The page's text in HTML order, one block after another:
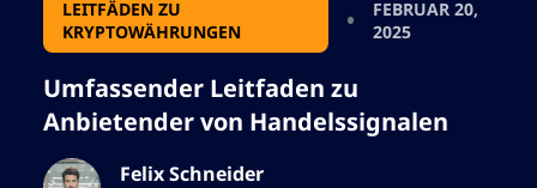
LEITFÄDEN ZU
KRYPTOWÄHRUNGEN
FEBRUAR 20,
2025
Umfassender Leitfaden zu
Anbietender von Handelssignalen
Felix Schneider